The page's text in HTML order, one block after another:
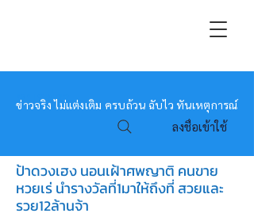
หมอข่าว
ข่าวจริง ไม่แต่งเติม ครบถ้วน ฉับไว ทันเหตุการณ์
ลงชื่อเข้าใช้
ป้าดวงเฮง นอนเฝ้าศพญาติ คนขาย
หวยเร่ นำรางวัลที่1มาให้ถึงที่ สวยและ
รวย12ล้านจ้า